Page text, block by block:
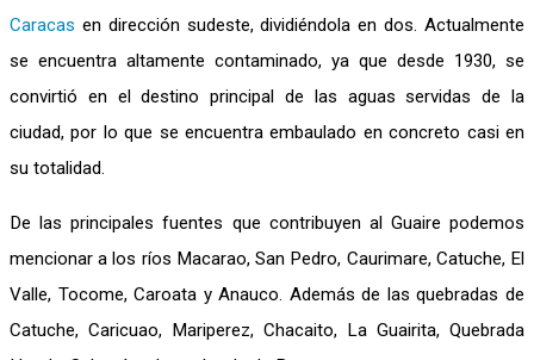
Caracas en dirección sudeste, dividiéndola en dos. Actualmente
se encuentra altamente contaminado, ya que desde 1930, se
convirtió en el destino principal de las aguas servidas de la
ciudad, por lo que se encuentra embaulado en concreto casi en
su totalidad.
De las principales fuentes que contribuyen al Guaire podemos
mencionar a los ríos Macarao, San Pedro, Caurimare, Catuche, El
Valle, Tocome, Caroata y Anauco. Además de las quebradas de
Catuche, Caricuao, Mariperez, Chacaito, La Guairita, Quebrada